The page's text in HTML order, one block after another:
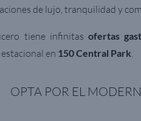
de lujo, tranquilidad y
tiene infinitasofertas
en 150 Central Park.
OPTA POR EL